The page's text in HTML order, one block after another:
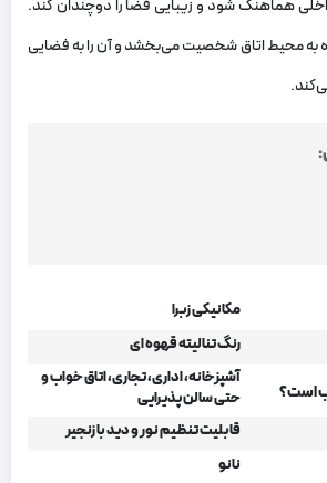
هماهنگ شود و زیبایی فضا را دوچندان کند.
به محیط اتاق شخصیت می‌بخشد و آن را به فضایی
.
مکانیکی زبرا
رنگ تنالیته قهوه ای
است؟
آشپزخانه، اداری، تجاری، اتاق خواب و
حتی سالن پذیرایی
قابلیت تنظیم نور و دید با زنجیر
نانو